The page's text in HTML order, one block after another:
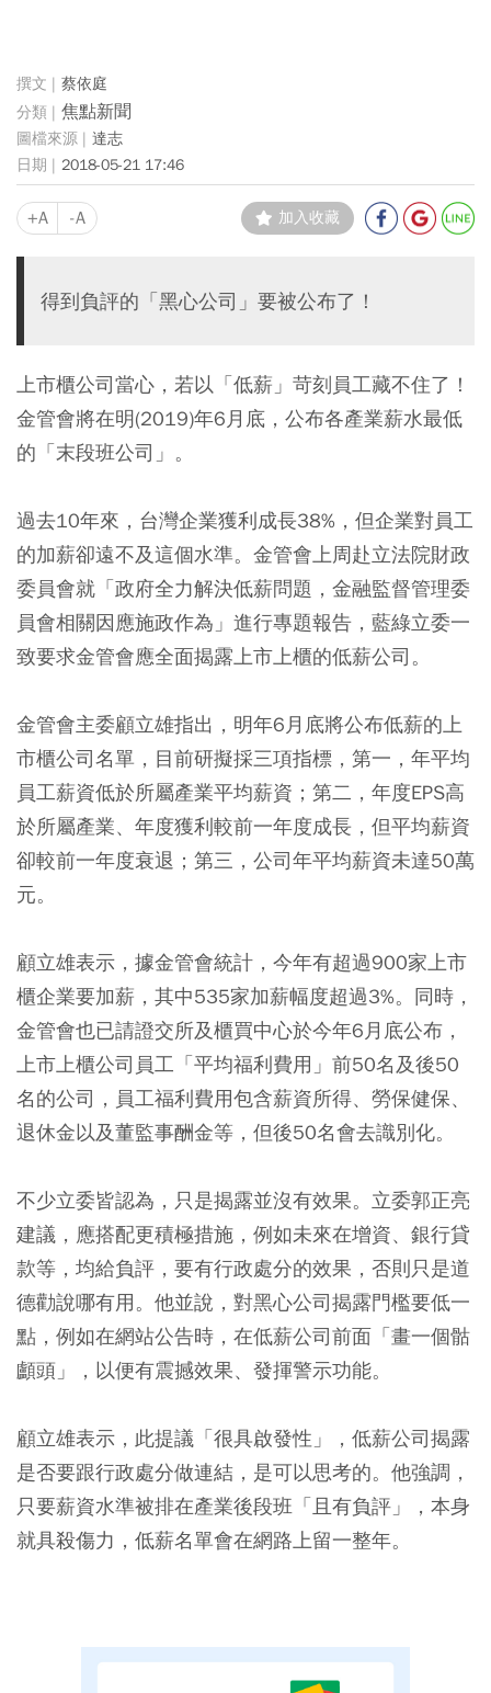
蔡依庭
焦點新聞
達志
2018-05-21 17:46
+A -A 加入收藏
得到負評的「黑心公司」要被公布了！
上市櫃公司當心，若以「低薪」苛刻員工藏不住了！
金管會將在明(2019)年6月底，公布各產業薪水最低
的「末段班公司」。
過去10年來，台灣企業獲利成長38%，但企業對員工
的加薪卻遠不及這個水準。金管會上周赴立法院財政
委員會就「政府全力解決低薪問題，金融監督管理委
員會相關因應施政作為」進行專題報告，藍綠立委一
致要求金管會應全面揭露上市上櫃的低薪公司。
金管會主委顧立雄指出，明年6月底將公布低薪的上
市櫃公司名單，目前研擬採三項指標，第一，年平均
員工薪資低於所屬產業平均薪資；第二，年度EPS高
於所屬產業、年度獲利較前一年度成長，但平均薪資
卻較前一年度衰退；第三，公司年平均薪資未達50萬
元。
顧立雄表示，據金管會統計，今年有超過900家上市
櫃企業要加薪，其中535家加薪幅度超過3%。同時，
金管會也已請證交所及櫃買中心於今年6月底公布，
上市上櫃公司員工「平均福利費用」前50名及後50
名的公司，員工福利費用包含薪資所得、勞保健保、
退休金以及董監事酬金等，但後50名會去識別化。
不少立委皆認為，只是揭露並沒有效果。立委郭正亮
建議，應搭配更積極措施，例如未來在增資、銀行貸
款等，均給負評，要有行政處分的效果，否則只是道
德勸說哪有用。他並說，對黑心公司揭露門檻要低一
點，例如在網站公告時，在低薪公司前面「畫一個骷
顱頭」，以便有震撼效果、發揮警示功能。
顧立雄表示，此提議「很具啟發性」，低薪公司揭露
是否要跟行政處分做連結，是可以思考的。他強調，
只要薪資水準被排在產業後段班「且有負評」，本身
就具殺傷力，低薪名單會在網路上留一整年。